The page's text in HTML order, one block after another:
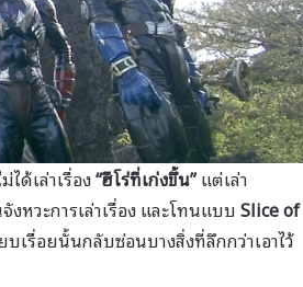
ได้เล่าเรื่อง“ฮีโร่ที่เก่งขึ้น”แต่เล่า
หวะการเล่าเรื่อง และโทนแบบSlice of
บเรื่อยนั้นกลับซ่อนบางสิ่งที่ลึกกว่าเอาไว้